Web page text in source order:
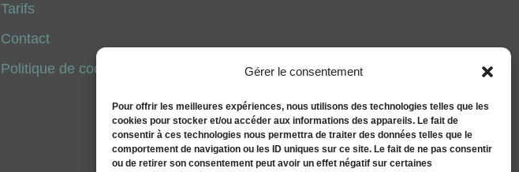
Gérer le consentement
Pour offrir les meilleures expériences, nous utilisons des technologies telles que les
cookies pour stocker et/ou accéder aux informations des appareils. Le fait de
consentir à ces technologies nous permettra de traiter des données telles que le
comportement de navigation ou les ID uniques sur ce site. Le fait de ne pas consentir
ou de retirer son consentement peut avoir un effet négatif sur certaines
Tarifs
Contact
Politique de cookies (UE)